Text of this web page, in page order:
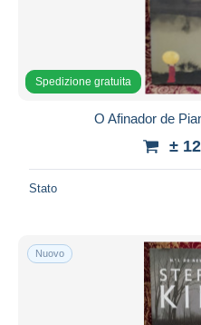
Spedizione gratuita
O Afinador de
±
Stato
Nuovo